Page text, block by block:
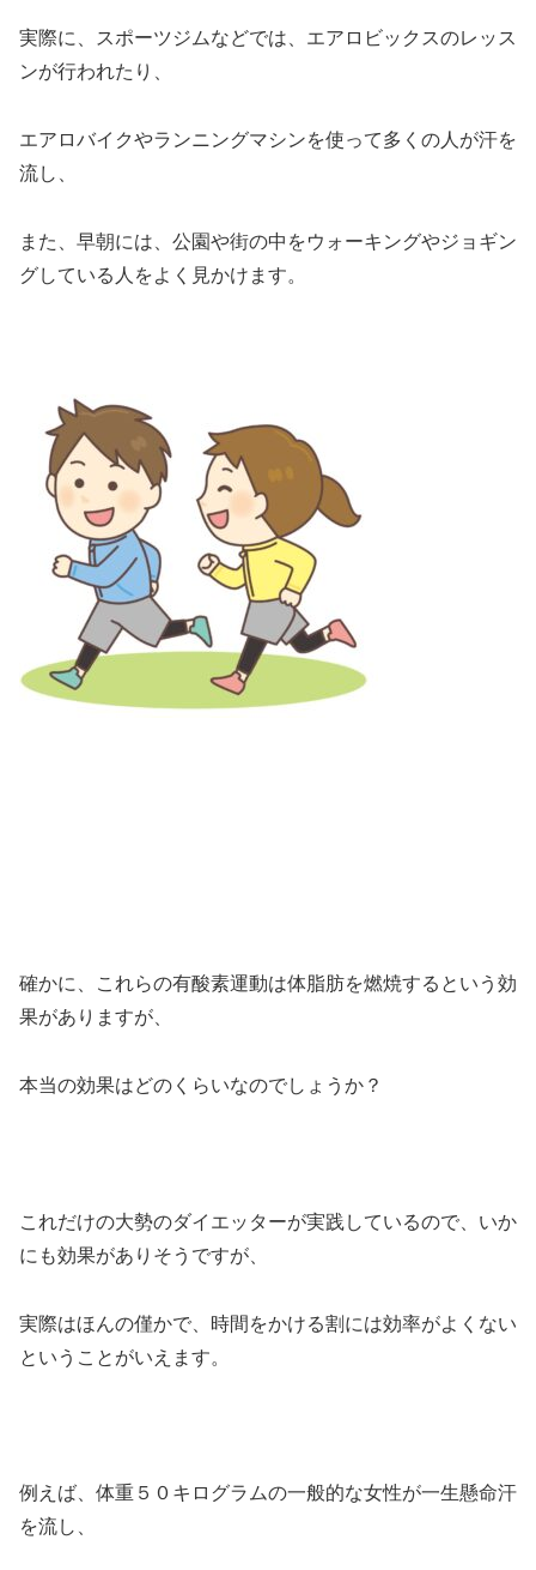
実際に、スポーツジムなどでは、エアロビックスのレッス
ンが行われたり、
エアロバイクやランニングマシンを使って多くの人が汗を
流し、
また、早朝には、公園や街の中をウォーキングやジョギン
グしている人をよく見かけます。
確かに、これらの有酸素運動は体脂肪を燃焼するという効
果がありますが、
本当の効果はどのくらいなのでしょうか？
これだけの大勢のダイエッターが実践しているので、いか
にも効果がありそうですが、
実際はほんの僅かで、時間をかける割には効率がよくない
ということがいえます。
例えば、体重５０キログラムの一般的な女性が一生懸命汗
を流し、